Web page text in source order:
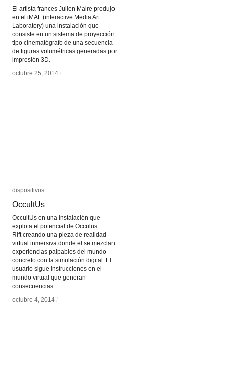
El artista frances Julien Maire produjo
en el iMAL (interactive Media Art
Laboratory) una instalación que
consiste en un sistema de proyección
tipo cinematógrafo de una secuencia
de figuras volumétricas generadas por
impresión 3D.
octubre 25, 2014 /
octubre 25, 2014 /
dispositivos
OccultUs
OccultUs en una instalación que
explota el potencial de Occulus
Rift creando una pieza de realidad
virtual inmersiva donde el se mezclan
experiencias palpables del mundo
concreto con la simulación digital. El
usuario sigue instrucciones en el
mundo virtual que generan
consecuencias
octubre 4, 2014 /
dispositivos
OccultUs
octubre 4, 2014 /